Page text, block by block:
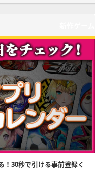
30秒で引ける事前登録く